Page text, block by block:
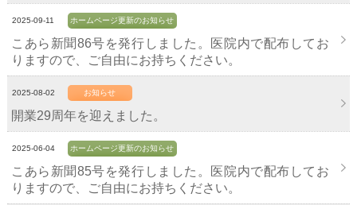
2025-09-11 ホームページ更新のお知らせ
こあら新聞86号を発行しました。医院内で配布してお
りますので、ご自由にお持ちください。
2025-08-02 お知らせ
開業29周年を迎えました。
2025-06-04 ホームページ更新のお知らせ
こあら新聞85号を発行しました。医院内で配布してお
りますので、ご自由にお持ちください。